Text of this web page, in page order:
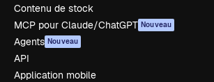
Contenu de stock
MCP pour Claude/ChatGPT Nouveau
Agents Nouveau
API
Application mobile